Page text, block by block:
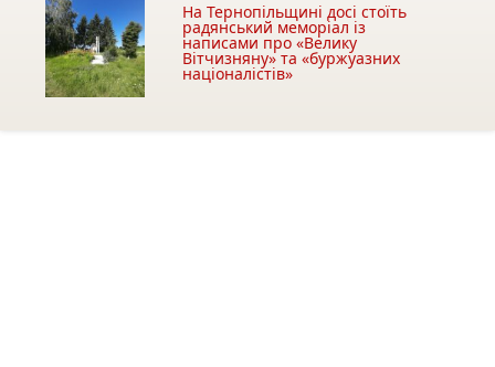
На Тернопільщині досі стоїть
радянський меморіал із
написами про «Велику
Вітчизняну» та «буржуазних
націоналістів»